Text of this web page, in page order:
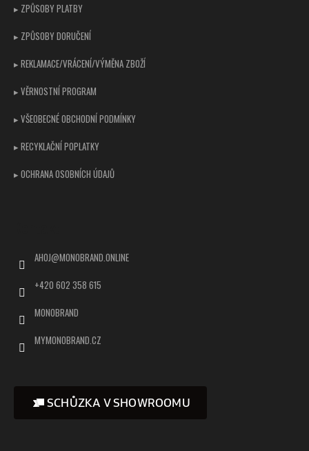
▸ ZPŮSOBY PLATBY
▸ ZPŮSOBY DORUČENÍ
▸ REKLAMACE/VRÁCENÍ/VÝMĚNA ZBOŽÍ
▸ VĚRNOSTNÍ PROGRAM
▸ VŠEOBECNÉ OBCHODNÍ PODMÍNKY
▸ RECYKLAČNÍ POPLATKY
▸ OCHRANA OSOBNÍCH ÚDAJŮ
AHOJ@MONOBRAND.ONLINE
+420 602 358 615
MONOBRAND
MYMONOBRAND.CZ
SCHŮZKA V SHOWROOMU